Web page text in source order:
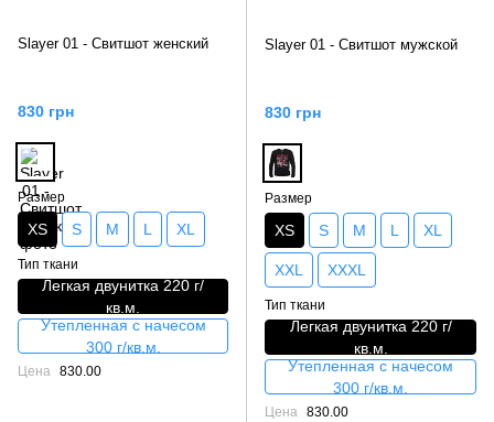
Slayer 01 - Свитшот женский
830 грн
Размер
XS S M L XL
Тип ткани
Легкая двунитка 220 г/
кв.м.
Утепленная с начесом
300 г/кв.м.
Цена 830.00
Slayer 01 - Свитшот мужской
830 грн
Размер
XS S M L XL
XXL XXXL
Тип ткани
Легкая двунитка 220 г/
кв.м.
Утепленная с начесом
300 г/кв.м.
Цена 830.00